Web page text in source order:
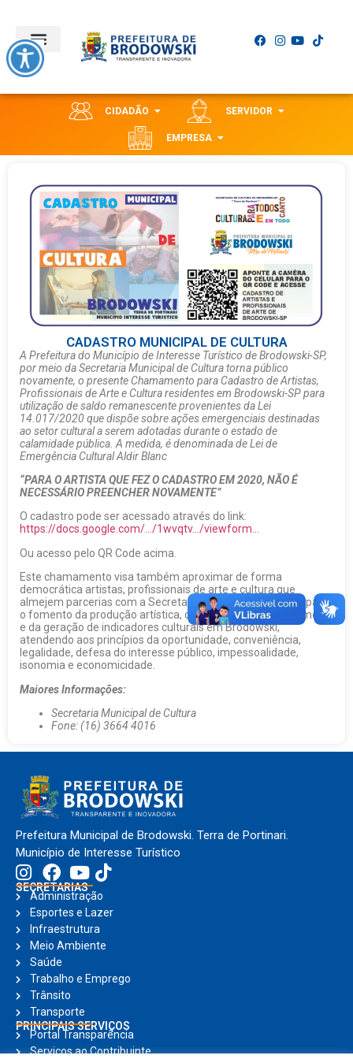
CIDADÃO SERVIDOR
EMPRESA
CADASTRO MUNICIPAL DE CULTURA
A Prefeitura do Município de Interesse Turístico de Brodowski-SP,
por meio da Secretaria Municipal de Cultura torna público
novamente, o presente Chamamento para Cadastro de Artistas,
Profissionais de Arte e Cultura residentes em Brodowski-SP para
utilização de saldo remanescente provenientes da Lei
14.017/2020 que dispõe sobre ações emergenciais destinadas
ao setor cultural a serem adotadas durante o estado de
calamidade pública. A medida, é denominada de Lei de
Emergência Cultural Aldir Blanc
“PARA O ARTISTA QUE FEZ O CADASTRO EM 2020, NÃO É
NECESSÁRIO PREENCHER NOVAMENTE”
O cadastro pode ser acessado através do link:
https://docs.google.com/…/1wvqtv…/viewform…
Ou acesso pelo QR Code acima.
Este chamamento visa também aproximar de forma
democrática artistas, profissionais de arte e cultura que
almejem parcerias com a Secretaria Municipal de Cultura para
o fomento da produção artística, da cultura local, do patrimônio
e da geração de indicadores culturais em Brodowski,
atendendo aos princípios da oportunidade, conveniência,
legalidade, defesa do interesse público, impessoalidade,
isonomia e economicidade.
Maiores Informações:
Secretaria Municipal de Cultura
Fone: (16) 3664 4016
Prefeitura Municipal de Brodowski. Terra de Portinari.
Município de Interesse Turístico
SECRETARIAS
Administração
Esportes e Lazer
Infraestrutura
Meio Ambiente
Saúde
Trabalho e Emprego
Trânsito
Transporte
PRINCIPAIS SERVIÇOS
Portal Transparência
Serviços ao Contribuinte